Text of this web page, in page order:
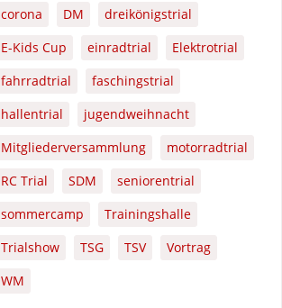
corona
DM
dreikönigstrial
E-Kids Cup
einradtrial
Elektrotrial
fahrradtrial
faschingstrial
hallentrial
jugendweihnacht
Mitgliederversammlung
motorradtrial
RC Trial
SDM
seniorentrial
sommercamp
Trainingshalle
Trialshow
TSG TSV
Vortrag
WM